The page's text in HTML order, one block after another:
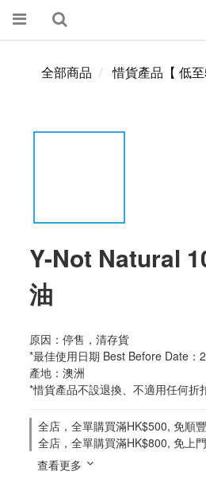
全部商品 惜貨產品【 低至
Y-Not Natural
油
原因：停售，清存貨
*最佳使用日期 Best Before Date：
產地：澳洲
*惜貨產品不設退換、不適用任何折
全店，全單購買滿HK$500, 免順
全店，全單購買滿HK$800, 免上
查看更多